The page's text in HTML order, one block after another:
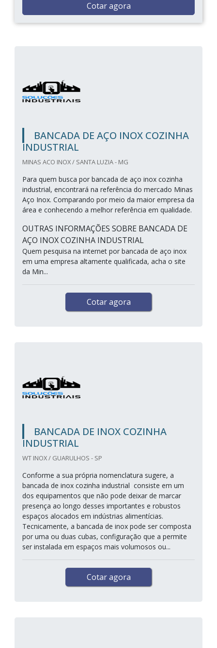
Cotar agora
BANCADA DE AÇO INOX COZINHA
INDUSTRIAL
MINAS ACO INOX / SANTA LUZIA - MG
Para quem busca por bancada de aço inox cozinha
industrial, encontrará na referência do mercado Minas
Aço Inox. Comparando por meio da maior empresa da
área e conhecendo a melhor referência em qualidade.
OUTRAS INFORMAÇÕES SOBRE BANCADA DE
AÇO INOX COZINHA INDUSTRIAL
Quem pesquisa na internet por bancada de aço inox
em uma empresa altamente qualificada, acha o site
da Min...
Cotar agora
BANCADA DE INOX COZINHA
INDUSTRIAL
WT INOX / GUARULHOS - SP
Conforme a sua própria nomenclatura sugere, a
bancada de inox cozinha industrial consiste em um
dos equipamentos que não pode deixar de marcar
presença ao longo desses importantes e robustos
espaços alocados em indústrias alimentícias.
Tecnicamente, a bancada de inox pode ser composta
por uma ou duas cubas, configuração que a permite
ser instalada em espaços mais volumosos ou...
Cotar agora